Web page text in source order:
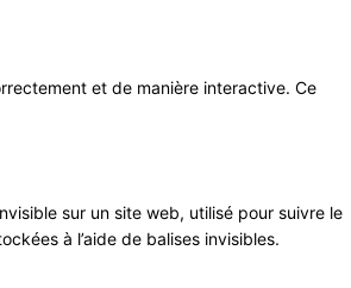
et de manière interactive. Ce
sur un site web, utilisé pour suivre le
à l’aide de balises invisibles.